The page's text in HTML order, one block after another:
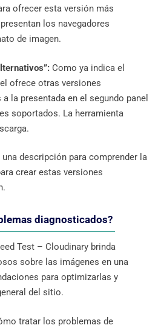
ofrecer esta versión más
los navegadores
de imagen.
Como ya indica el
ofrece otras versiones
la presentada en el segundo panel
soportados. La herramienta
descripción para comprender la
crear estas versiones
diagnosticados?
​​Test – Cloudinary brinda
sobre las imágenes en una
para optimizarlas y
del sitio.
tratar los problemas de